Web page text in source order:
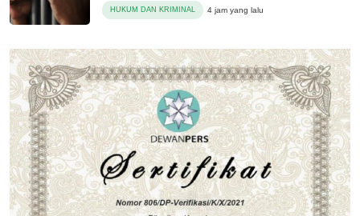
HUKUM DAN KRIMINAL 4 jam yang lalu